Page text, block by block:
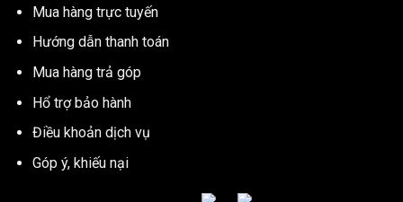
Mua hàng trực tuyến
Hướng dẫn thanh toán
Mua hàng trả góp
Hổ trợ bảo hành
Điều khoản dịch vụ
Góp ý, khiếu nại